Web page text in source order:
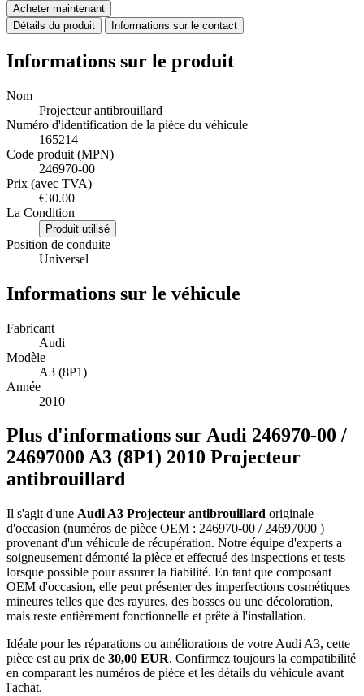
Acheter maintenant
Détails du produit
Informations sur le contact
Informations sur le produit
Nom
Projecteur antibrouillard
Numéro d'identification de la pièce du véhicule
165214
Code produit (MPN)
246970-00
Prix (avec TVA)
€30.00
La Condition
Produit utilisé
Position de conduite
Universel
Informations sur le véhicule
Fabricant
Audi
Modèle
A3 (8P1)
Année
2010
Plus d'informations sur Audi 246970-00 /
24697000 A3 (8P1) 2010 Projecteur
antibrouillard
Il s'agit d'une Audi A3 Projecteur antibrouillard originale
d'occasion (numéros de pièce OEM : 246970-00 / 24697000 )
provenant d'un véhicule de récupération. Notre équipe d'experts a
soigneusement démonté la pièce et effectué des inspections et tests
lorsque possible pour assurer la fiabilité. En tant que composant
OEM d'occasion, elle peut présenter des imperfections cosmétiques
mineures telles que des rayures, des bosses ou une décoloration,
mais reste entièrement fonctionnelle et prête à l'installation.
Idéale pour les réparations ou améliorations de votre Audi A3, cette
pièce est au prix de 30,00 EUR. Confirmez toujours la compatibilité
en comparant les numéros de pièce et les détails du véhicule avant
l'achat.